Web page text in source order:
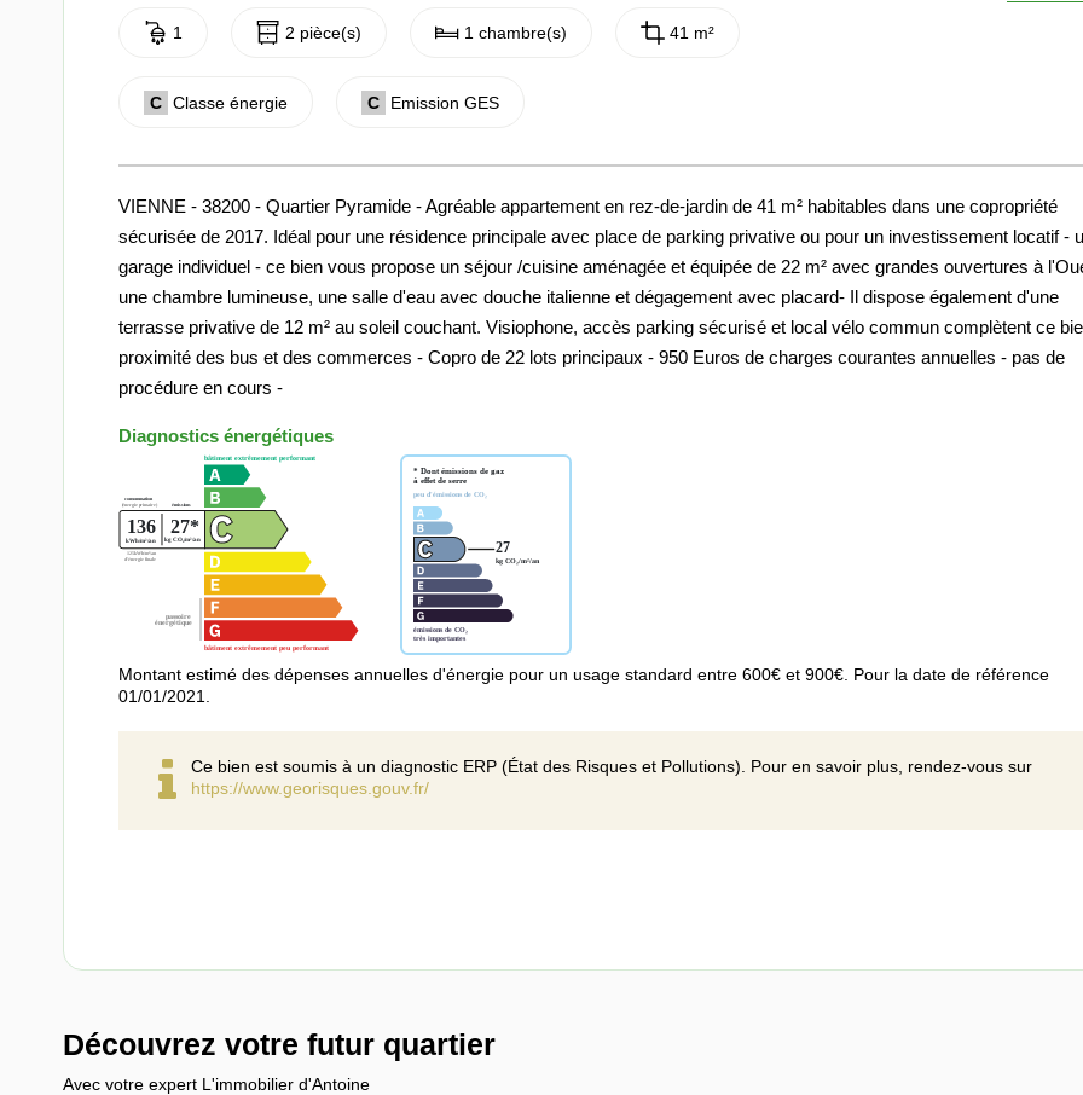
1 2 pièce(s) 1 chambre(s) 41 m²
C Classe énergie C Emission GES
VIENNE - 38200 - Quartier Pyramide - Agréable appartement en rez-de-jardin de 41 m² habitables dans une copropriété
sécurisée de 2017. Idéal pour une résidence principale avec place de parking privative ou pour un investissement locatif -
garage individuel - ce bien vous propose un séjour /cuisine aménagée et équipée de 22 m² avec grandes ouvertures à
une chambre lumineuse, une salle d'eau avec douche italienne et dégagement avec placard- Il dispose également d'une
terrasse privative de 12 m² au soleil couchant. Visiophone, accès parking sécurisé et local vélo commun complètent ce
proximité des bus et des commerces - Copro de 22 lots principaux - 950 Euros de charges courantes annuelles - pas de
procédure en cours -
Diagnostics énergétiques
Montant estimé des dépenses annuelles d'énergie pour un usage standard entre 600€ et 900€. Pour la date de référence
01/01/2021.
Ce bien est soumis à un diagnostic ERP (État des Risques et Pollutions). Pour en savoir plus, rendez-vous sur
https://www.georisques.gouv.fr/
Découvrez votre futur quartier
Avec votre expert L'immobilier d'Antoine